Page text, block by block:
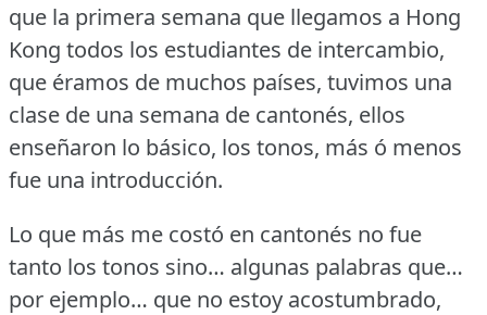
que la primera semana que llegamos a Hong
Kong todos los estudiantes de intercambio,
que éramos de muchos países, tuvimos una
clase de una semana de cantonés, ellos
enseñaron lo básico, los tonos, más ó menos
fue una introducción.
Lo que más me costó en cantonés no fue
tanto los tonos sino… algunas palabras que…
por ejemplo… que no estoy acostumbrado,